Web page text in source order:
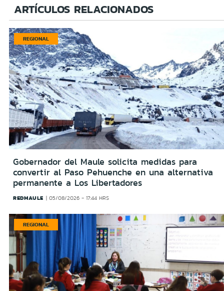
ARTÍCULOS RELACIONADOS
REGIONAL
Gobernador del Maule solicita medidas para
convertir al Paso Pehuenche en una alternativa
permanente a Los Libertadores
REDMAULE 05/08/2026 - 17:44 HRS
REGIONAL